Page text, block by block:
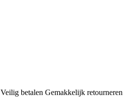
Veilig betalen Gemakkelijk retourneren